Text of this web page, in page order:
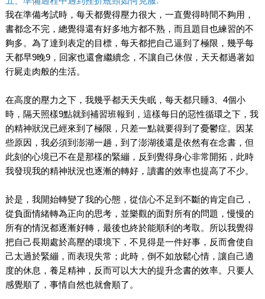
我在準備考試時，每天都覺得壓力很大，一直覺得時間不夠用，
書都念不完，總覺得還有好多地方都不熟，而且題目也練習的不
夠多。為了達到表定的目標，每天都把自己逼到了極限，幾乎每
天都早9晚9，回家也還會繼續念，不讓自己休假，天天都過著如
行屍走肉般的生活。
在高度的壓力之下，我幾乎都天天失眠，每天都只睡3、4個小
時，隔天照樣9點就到補習班報到，這樣每日的惡性循環之下，我
的精神狀況已經來到了極限，只差一點就要得到了憂鬱症。因某
些原因，我必須到澎湖一趟，到了澎湖後還是依然有在念書，但
此刻的心境已不在是那樣的緊繃，反到覺得身心非常開拓，此時
我發現我的精神狀況也逐漸的轉好，讀書的效率也提高了不少。
於是，我開始轉變了我的心態，從信心不足到不斷的肯定自己，
從負面情緒轉為正向的思考，並樂觀的面對所有的問題，慢慢的
所有的情況都逐漸好轉，最後也終於能順利的考取。所以我覺得
把自己長期處於高壓的環境下，不見得是一件好事，反而會使自
己太過於緊繃，而表現失常；此時，倒不如放鬆心情，讓自己適
度的休息，養足精神，反而可以大大的提升念書的效率。只要人
感覺順了，事情自然也就會順了。